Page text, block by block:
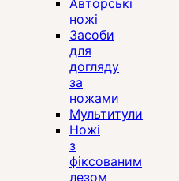
ножі
Засоби
для
догляду
за
ножами
Мультитули
Ножі
з
фіксованим
лезом